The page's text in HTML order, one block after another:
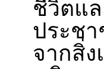
ชีวิตแ
ประช
จากสิ่